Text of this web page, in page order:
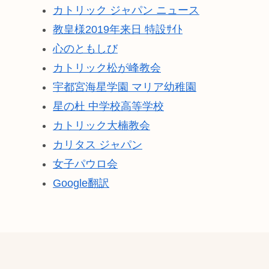
カトリック ジャパン ニュース
教皇様2019年来日 特設ｻｲﾄ
心のともしび
カトリック松が峰教会
宇都宮海星学園 マリア幼稚園
星の杜 中学校高等学校
カトリック大楠教会
カリタス ジャパン
女子パウロ会
Google翻訳